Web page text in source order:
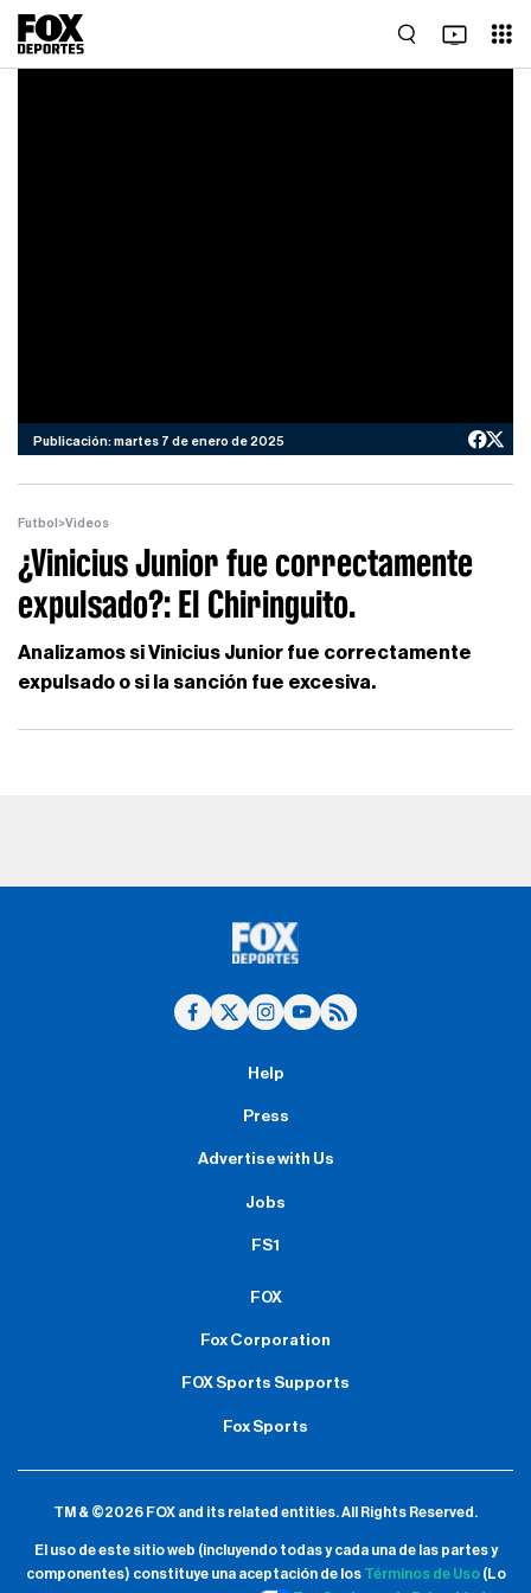
Publicación: martes 7 de enero de 2025
Futbol >Videos
¿Vinicius Junior fue correctamente
expulsado?: El Chiringuito.
Analizamos si Vinicius Junior fue correctamente
expulsado o si la sanción fue excesiva.
Help
Press
Advertise with Us
Jobs
FS1
FOX
Fox Corporation
FOX Sports Supports
Fox Sports
TM & ©2026 FOX and its related entities.All Rights Reserved.
El uso de este sitio web (incluyendo todas y cada una de las partes y
componentes) constituye una aceptación de los Términos de Uso(Lo